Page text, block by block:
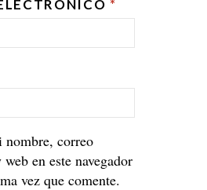
*
nombre, correo
en este navegador
vez que comente.